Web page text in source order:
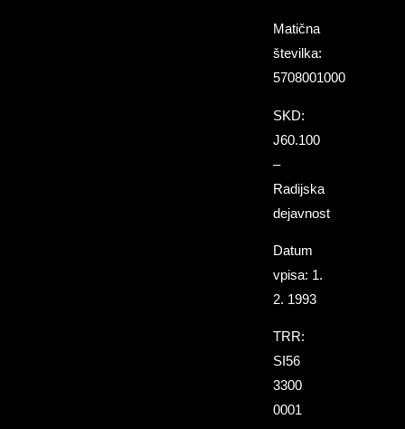
Matična
številka:
5708001000
SKD:
J60.100
–
Radijska
dejavnost
Datum
vpisa: 1.
2. 1993
TRR:
SI56
3300
0001